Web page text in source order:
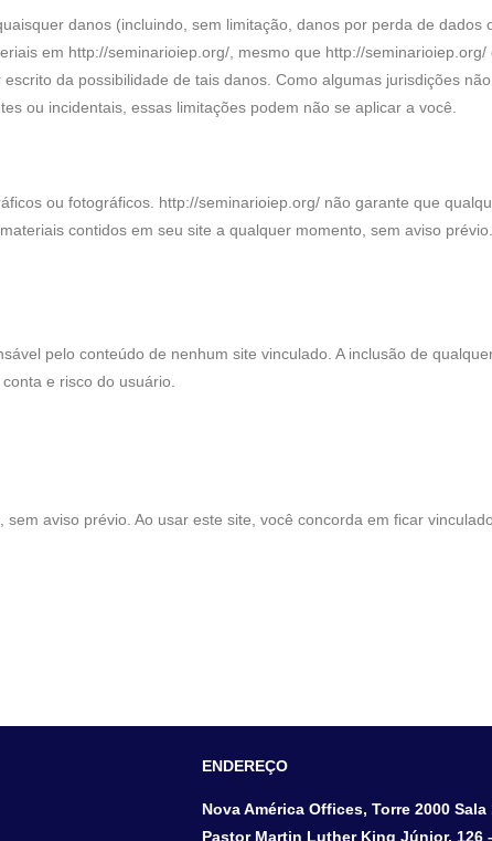
danos (incluindo, sem limitação, danos por perda de dados
em http://seminarioiep.org/, mesmo que http://seminarioiep.org/
da possibilidade de tais danos. Como algumas jurisdições
ou incidentais, essas limitações podem não se aplicar a você.
ou fotográficos. http://seminarioiep.org/ não garante que
contidos em seu site a qualquer momento, sem aviso
pelo conteúdo de nenhum site vinculado. A inclusão de
e risco do usuário.
aviso prévio. Ao usar este site, você concorda em ficar
ENDEREÇO
Nova América Offices, Torre 2000 Sala
Pastor Martin Luther King Júnior, 126